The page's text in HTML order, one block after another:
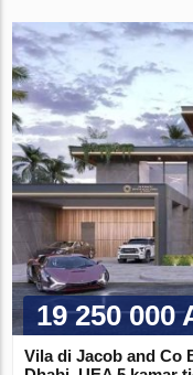
19 250 000
Vila di Jacob and Co